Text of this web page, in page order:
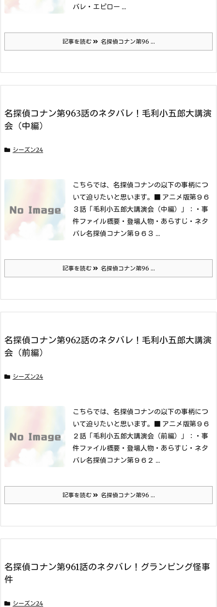
バレ ・エピロー ...
記事を読む 名探偵コナン第96 ...
名探偵コナン第963話のネタバレ！毛利小五郎大講演
会（中編）
シーズン24
こちらでは、名探偵コナンの以下の事柄につ
いて迫りたいと思います。 ■ アニメ版第９６
３話「毛利小五郎大講演会（中編）」：
・事
件ファイル概要 ・登場人物 ・あらすじ ・ネタ
バレ名探偵コナン第９６３ ...
記事を読む 名探偵コナン第96 ...
名探偵コナン第962話のネタバレ！毛利小五郎大講演
会（前編）
シーズン24
こちらでは、名探偵コナンの以下の事柄につ
いて迫りたいと思います。 ■ アニメ版第９６
２話「毛利小五郎大講演会（前編）」：
・事
件ファイル概要 ・登場人物 ・あらすじ ・ネタ
バレ名探偵コナン第９６２ ...
記事を読む 名探偵コナン第96 ...
名探偵コナン第961話のネタバレ！グランピング怪事
件
シーズン24